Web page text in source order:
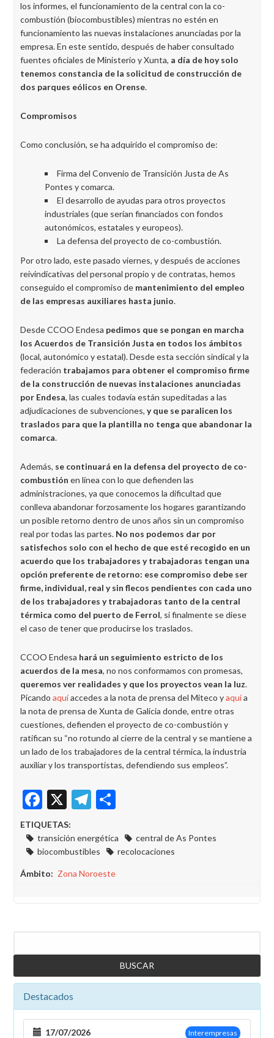
los informes, el funcionamiento de la central con la co-
combustión (biocombustibles) mientras no estén en
funcionamiento las nuevas instalaciones anunciadas por la
empresa. En este sentido, después de haber consultado
fuentes oficiales de Ministerio y Xunta, a día de hoy solo
tenemos constancia de la solicitud de construcción de
dos parques eólicos en Orense.
Compromisos
Como conclusión, se ha adquirido el compromiso de:
Firma del Convenio de Transición Justa de As
Pontes y comarca.
El desarrollo de ayudas para otros proyectos
industriales (que serían financiados con fondos
autonómicos, estatales y europeos).
La defensa del proyecto de co-combustión.
Por otro lado, este pasado viernes, y después de acciones
reivindicativas del personal propio y de contratas, hemos
conseguido el compromiso de mantenimiento del empleo
de las empresas auxiliares hasta junio.
Desde CCOO Endesa pedimos que se pongan en marcha
los Acuerdos de Transición Justa en todos los ámbitos
(local, autonómico y estatal). Desde esta sección sindical y la
federación trabajamos para obtener el compromiso firme
de la construcción de nuevas instalaciones anunciadas
por Endesa, las cuales todavía están supeditadas a las
adjudicaciones de subvenciones, y que se paralicen los
traslados para que la plantilla no tenga que abandonar la
comarca.
Además, se continuará en la defensa del proyecto de co-
combustión en línea con lo que defienden las
administraciones, ya que conocemos la dificultad que
conlleva abandonar forzosamente los hogares garantizando
un posible retorno dentro de unos años sin un compromiso
real por todas las partes. No nos podemos dar por
satisfechos solo con el hecho de que esté recogido en un
acuerdo que los trabajadores y trabajadoras tengan una
opción preferente de retorno: ese compromiso debe ser
firme, individual, real y sin flecos pendientes con cada uno
de los trabajadores y trabajadoras tanto de la central
térmica como del puerto de Ferrol, si finalmente se diese
el caso de tener que producirse los traslados.
CCOO Endesa hará un seguimiento estricto de los
acuerdos de la mesa, no nos conformamos con promesas,
queremos ver realidades y que los proyectos vean la luz.
Picando aquíaccedes a la nota de prensa del Miteco yaquía
la nota de prensa de Xunta de Galicia donde, entre otras
cuestiones, defienden el proyecto de co-combustión y
ratifican su “no rotundo al cierre de la central y se mantiene a
un lado de los trabajadores de la central térmica, la industria
auxiliar y los transportistas, defendiendo sus empleos”.
Facebook
X Telegram
ETIQUETAS:
transición energética
central de As Pontes
biocombustibles
recolocaciones
Ámbito Zona Noroeste
Destacados
Interempresas
17/07/2026